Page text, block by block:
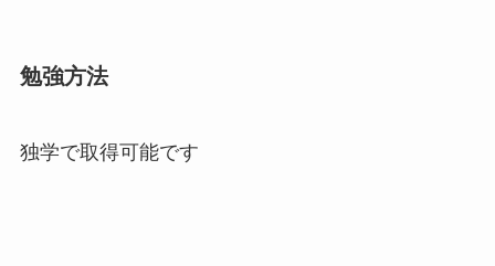
勉強方法
独学で取得可能です